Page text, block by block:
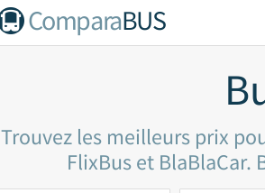
ComparaBUS
Trouvez les meilleurs prix
FlixBus et BlaBlaCar.